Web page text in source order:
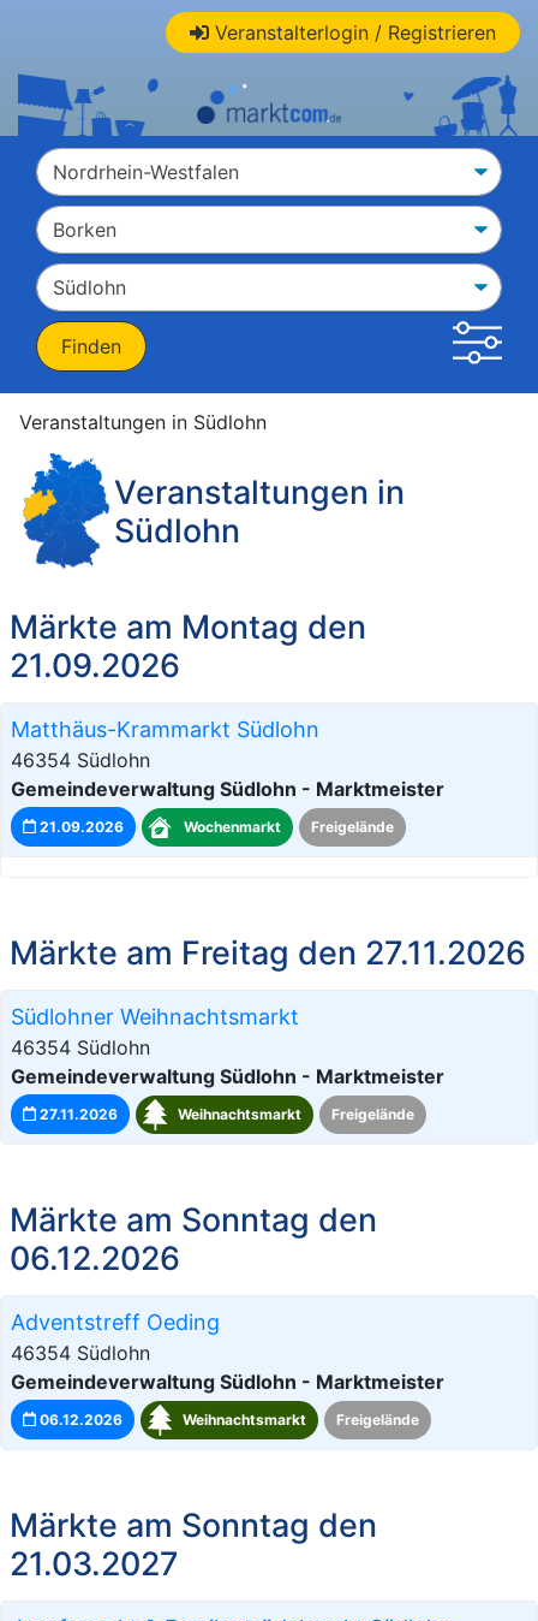
Veranstalterlogin / Registrieren
Veranstaltungen in Südlohn
Veranstaltungen in
Südlohn
Märkte am Montag den
21.09.2026
Matthäus-Krammarkt Südlohn
46354 Südlohn
Gemeindeverwaltung Südlohn - Marktmeister
21.09.2026 Wochenmarkt Freigelände
Märkte am Freitag den 27.11.2026
Südlohner Weihnachtsmarkt
46354 Südlohn
Gemeindeverwaltung Südlohn - Marktmeister
27.11.2026 Weihnachtsmarkt Freigelände
Märkte am Sonntag den
06.12.2026
Adventstreff Oeding
46354 Südlohn
Gemeindeverwaltung Südlohn - Marktmeister
06.12.2026 Weihnachtsmarkt Freigelände
Märkte am Sonntag den
21.03.2027